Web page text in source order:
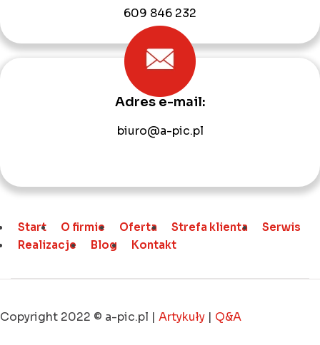
609 846 232
Adres e-mail:
biuro@a-pic.pl
Start O firmie Oferta Strefa klienta
Serwis
Realizacje
Blog Kontakt
Copyright 2022 © a-pic.pl | Artykuły | Q&A